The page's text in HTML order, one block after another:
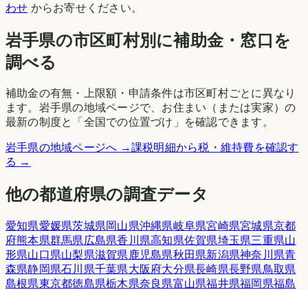
わせ からお寄せください。
岩手県の市区町村別に補助金・窓口を
調べる
補助金の有無・上限額・申請条件は市区町村ごとに異なり
ます。 岩手県の地域ページで、お住まい（または実家）の
最新の制度と「全国での位置づけ」を確認できます。
岩手県の地域ページへ →課税明細から税・維持費を確認す
る →
他の都道府県の調査データ
愛知県愛媛県茨城県岡山県沖縄県岐阜県宮崎県宮城県京都
府熊本県群馬県 広島県香川県高知県佐賀県埼玉県三重県山
形県山口県山梨県滋賀県 鹿児島県秋田県新潟県神奈川県青
森県静岡県石川県千葉県大阪府大分県長崎県長野県鳥取県
島根県東京都徳島県栃木県奈良県富山県福井県福岡県福島